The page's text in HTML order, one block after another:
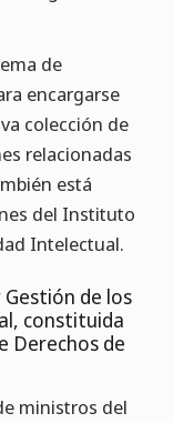
de
encargarse
colección de
relacionadas
está
del Instituto
Intelectual.
Gestión de los
constituida
Derechos de
ministros del